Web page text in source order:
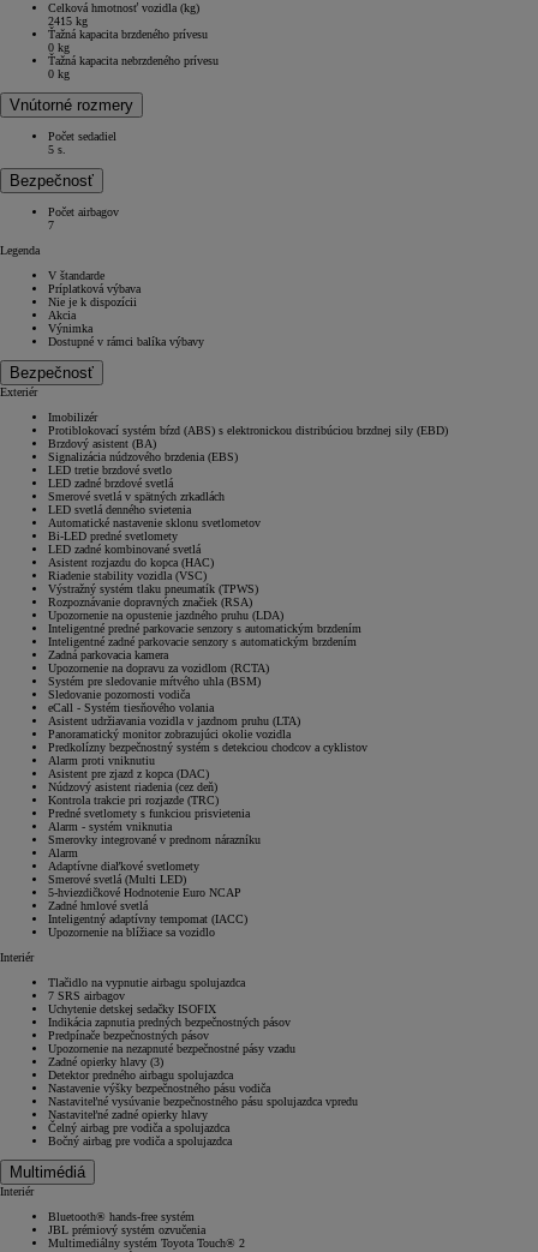
Celková hmotnosť vozidla (kg)
2415 kg
Ťažná kapacita brzdeného prívesu
0 kg
Ťažná kapacita nebrzdeného prívesu
0 kg
Vnútorné rozmery
Počet sedadiel
5 s.
Bezpečnosť
Počet airbagov
7
Legenda
V štandarde
Príplatková výbava
Nie je k dispozícii
Akcia
Výnimka
Dostupné v rámci balíka výbavy
Bezpečnosť
Exteriér
Imobilizér
Protiblokovací systém bŕzd (ABS) s elektronickou distribúciou brzdnej sily (EBD)
Brzdový asistent (BA)
Signalizácia núdzového brzdenia (EBS)
LED tretie brzdové svetlo
LED zadné brzdové svetlá
Smerové svetlá v spätných zrkadlách
LED svetlá denného svietenia
Automatické nastavenie sklonu svetlometov
Bi-LED predné svetlomety
LED zadné kombinované svetlá
Asistent rozjazdu do kopca (HAC)
Riadenie stability vozidla (VSC)
Výstražný systém tlaku pneumatík (TPWS)
Rozpoznávanie dopravných značiek (RSA)
Upozornenie na opustenie jazdného pruhu (LDA)
Inteligentné predné parkovacie senzory s automatickým brzdením
Inteligentné zadné parkovacie senzory s automatickým brzdením
Zadná parkovacia kamera
Upozornenie na dopravu za vozidlom (RCTA)
Systém pre sledovanie mŕtvého uhla (BSM)
Sledovanie pozornosti vodiča
eCall - Systém tiesňového volania
Asistent udržiavania vozidla v jazdnom pruhu (LTA)
Panoramatický monitor zobrazujúci okolie vozidla
Predkolízny bezpečnostný systém s detekciou chodcov a cyklistov
Alarm proti vniknutiu
Asistent pre zjazd z kopca (DAC)
Núdzový asistent riadenia (cez deň)
Kontrola trakcie pri rozjazde (TRC)
Predné svetlomety s funkciou prisvietenia
Alarm - systém vniknutia
Smerovky integrované v prednom nárazníku
Alarm
Adaptívne diaľkové svetlomety
Smerové svetlá (Multi LED)
5-hviezdičkové Hodnotenie Euro NCAP
Zadné hmlové svetlá
Inteligentný adaptívny tempomat (IACC)
Upozornenie na blížiace sa vozidlo
Interiér
Tlačidlo na vypnutie airbagu spolujazdca
7 SRS airbagov
Uchytenie detskej sedačky ISOFIX
Indikácia zapnutia predných bezpečnostných pásov
Predpínače bezpečnostných pásov
Upozornenie na nezapnuté bezpečnostné pásy vzadu
Zadné opierky hlavy (3)
Detektor predného airbagu spolujazdca
Nastavenie výšky bezpečnostného pásu vodiča
Nastaviteľné vysúvanie bezpečnostného pásu spolujazdca vpredu
Nastaviteľné zadné opierky hlavy
Čelný airbag pre vodiča a spolujazdca
Bočný airbag pre vodiča a spolujazdca
Multimédiá
Interiér
Bluetooth® hands-free systém
JBL prémiový systém ozvučenia
Multimediálny systém Toyota Touch® 2